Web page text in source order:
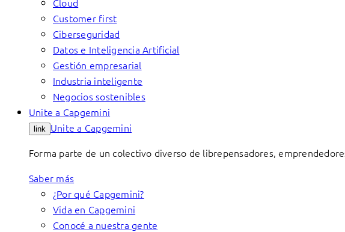
Customer first
Ciberseguridad
Datos e Inteligencia Artificial
Gestión empresarial
Industria inteligente
Negocios sostenibles
Unite a Capgemini
link Unite a Capgemini
Forma parte de un colectivo diverso de librepensadores,
Saber más
¿Por qué Capgemini?
Vida en Capgemini
Conocé a nuestra gente